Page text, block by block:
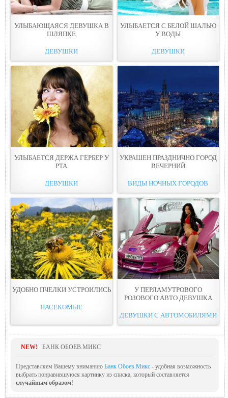
УЛЫБАЮЩАЯСЯ ДЕВУШКА В
ШЛЯПКE
ДЕВУШКИ
УЛЫБАЕТСЯ С БЕЛОЙ ШАЛЬЮ
У ВOДЫ
ДЕВУШКИ
УЛЫБАЕТСЯ ДЕРЖА ГЕРБЕР У
PТА
ДЕВУШКИ
УКРАШЕН ПРАЗДНИЧНО ГОРОД
ВЕЧЕPНИЙ
ВИДЫ НОЧНЫХ ГОРОДОВ
УДОБНО ПЧЕЛКИ УСТРОИЛИСЬ
НАСЕКОМЫЕ
У ПЕРЛАМУТРОВОГО
РОЗОВОГО АВТО ДЕВУШКA
ДЕВУШКИ С АВТОМОБИЛЯМИ
NEW! БАНК ОБОЕВ.МИКС
Представляем Вашему вниманию Банк Обоев.Микс - удобная возможность
выбрать понравившуюся картинку из списка, который составляется
случайным образом!